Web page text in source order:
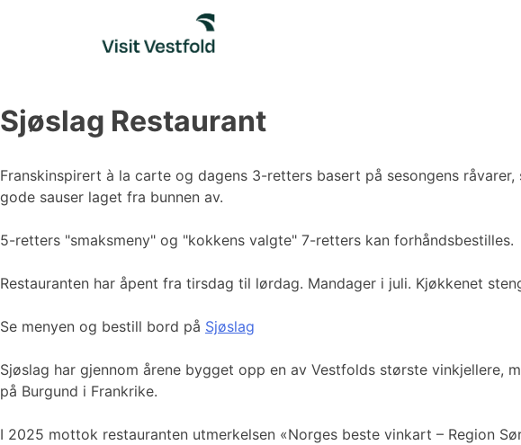
Sjøslag Restaurant
Franskinspirert à la carte og dagens 3-retters basert på sesongens
gode sauser laget fra bunnen av.
5-retters "smaksmeny" og "kokkens valgte" 7-retters kan forhåndsbestilles.
Restauranten har åpent fra tirsdag til lørdag. Mandager i juli. Kjøkkenet
Se menyen og bestill bord på Sjøslag
Sjøslag har gjennom årene bygget opp en av Vestfolds største
på Burgund i Frankrike.
I 2025 mottok restauranten utmerkelsen «Norges beste vinkart – Region